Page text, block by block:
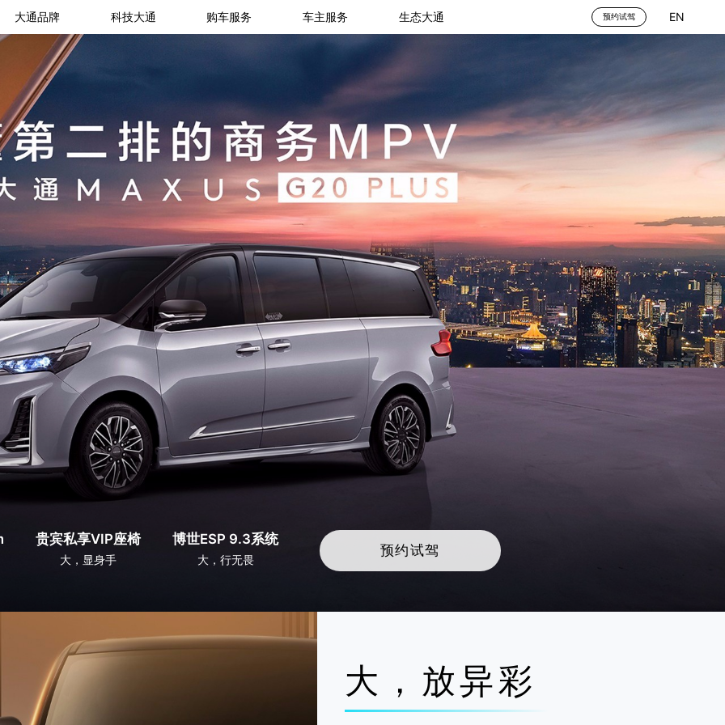
大通品牌 科技大通 购车服务 车主服务 生态大通 预约试驾 EN
贵宾私享VIP座椅
大，显身手
博世ESP 9.3系统
大，行无畏
预约试驾
大，放异彩